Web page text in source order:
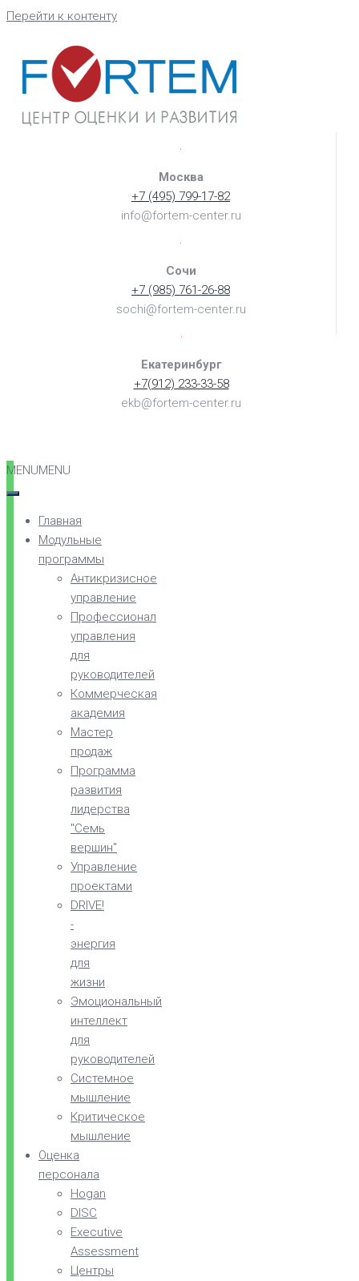
Перейти к контенту
Москва
+7 (495) 799-17-82
info@fortem-center.ru
Сочи
+7 (985) 761-26-88
sochi@fortem-center.ru
Екатеринбург
+7(912) 233-33-58
ekb@fortem-center.ru
MENUMENU
Главная
Модульные
программы
Антикризисное
управление
Профессионал
управления
для
руководителей
Коммерческая
академия
Мастер
продаж
Программа
развития
лидерства
"Семь
вершин"
Управление
проектами
DRIVE!
-
энергия
для
жизни
Эмоциональный
интеллект
для
руководителей
Системное
мышление
Критическое
мышление
Оценка
персонала
Hogan
DISC
Executive
Assessment
Центры